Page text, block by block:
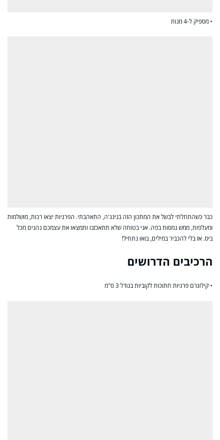
• מספיק ל-4 מנות
כבר כשהתחלתי לבשל את המתכון הזה בנינג'ה, התאהבתי. הפרגיות יצאו רכות, מושלמות
ומעלפות, ממש נמסות בפה. אני בטוחה שלא תתאכזבו ותמצאו את עצמכם נהנים מכל
ביס. אז בלי להכביר במילים, בואו נתחיל!
הרכיבים הדרושים
• קילוגרם פרגיות חתוכות לקוביות בגודל 3 ס"מ